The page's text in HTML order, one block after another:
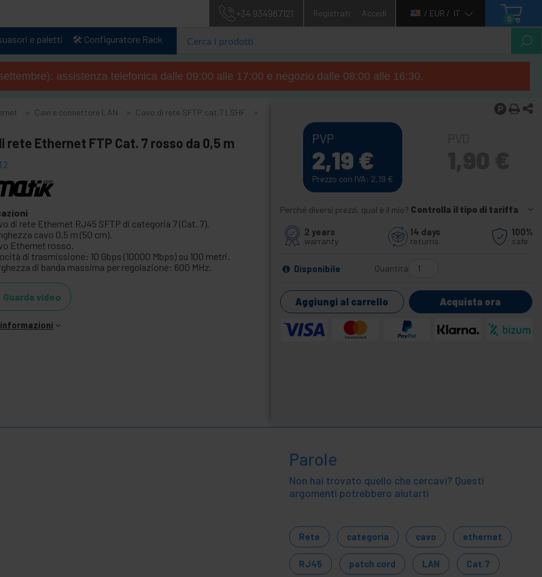
+34 934987121 Registrati Accedi / EUR / IT
0
e paletti 🛠️ Configuratore Rack
assistenza telefonica dalle 09:00 alle 17:00 e negozio dalle 08:00 alle 16:30.
Cavi e connettore LAN
Cavo di rete SFTP cat.7 LSHF
rete Ethernet FTP Cat. 7 rosso da 0,5 m
di rete Ethernet RJ45 SFTP di categoria 7 (Cat. 7).
cavo 0,5 m (50 cm).
Ethernet rosso.
di trasmissione: 10 Gbps (10000 Mbps) su 100 metri.
di banda massima per regolazione: 600 MHz.
Guarda video
PVP
2,19 €
Prezzo con IVA: 2,19 €
Perché diversi prezzi, qual è il mio? Controlla il tipo di tariffa
2 years
warranty
14 days
returns
100%
safe
Disponibile Quantità
Aggiungi al carrello Acquista ora
Parole
Non hai trovato quello che cercavi? Questi
argomenti potrebbero aiutarti
Rete categoria cavo ethernet
RJ45 patch cord LAN Cat.7